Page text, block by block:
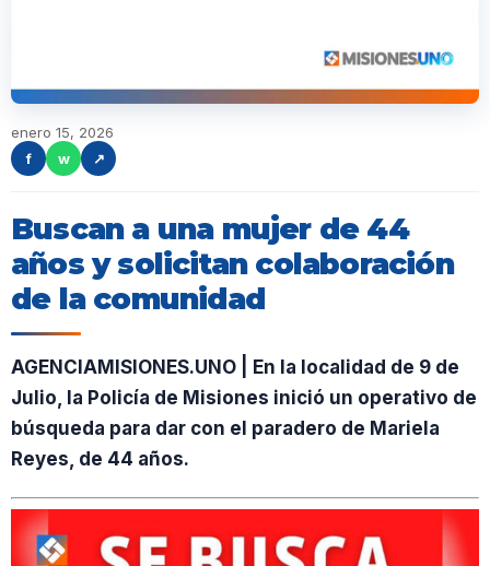
enero 15, 2026
f
w ↗
Buscan a una mujer de 44
años y solicitan colaboración
de la comunidad
AGENCIAMISIONES.UNO | En la localidad de 9 de
Julio, la Policía de Misiones inició un operativo de
búsqueda para dar con el paradero de Mariela
Reyes, de 44 años.